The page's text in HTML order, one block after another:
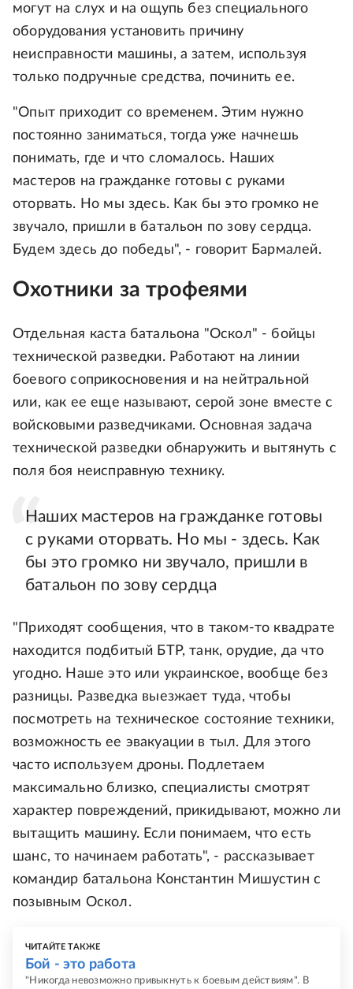
могут на слух и на ощупь без специального
оборудования установить причину
неисправности машины, а затем, используя
только подручные средства, починить ее.
"Опыт приходит со временем. Этим нужно
постоянно заниматься, тогда уже начнешь
понимать, где и что сломалось. Наших
мастеров на гражданке готовы с руками
оторвать. Но мы здесь. Как бы это громко не
звучало, пришли в батальон по зову сердца.
Будем здесь до победы", - говорит Бармалей.
Охотники за трофеями
Отдельная каста батальона "Оскол" - бойцы
технической разведки. Работают на линии
боевого соприкосновения и на нейтральной
или, как ее еще называют, серой зоне вместе с
войсковыми разведчиками. Основная задача
технической разведки обнаружить и вытянуть с
поля боя неисправную технику.
Наших мастеров на гражданке готовы
с руками оторвать. Но мы - здесь. Как
бы это громко ни звучало, пришли в
батальон по зову сердца
"Приходят сообщения, что в таком-то квадрате
находится подбитый БТР, танк, орудие, да что
угодно. Наше это или украинское, вообще без
разницы. Разведка выезжает туда, чтобы
посмотреть на техническое состояние техники,
возможность ее эвакуации в тыл. Для этого
часто используем дроны. Подлетаем
максимально близко, специалисты смотрят
характер повреждений, прикидывают, можно ли
вытащить машину. Если понимаем, что есть
шанс, то начинаем работать", - рассказывает
командир батальона Константин Мишустин с
позывным Оскол.
ЧИТАЙТЕ ТАКЖЕ
Бой - это работа
"Никогда невозможно привыкнуть к боевым действиям". В